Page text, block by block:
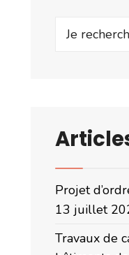
Search
Projet
13 juillet
Travaux de